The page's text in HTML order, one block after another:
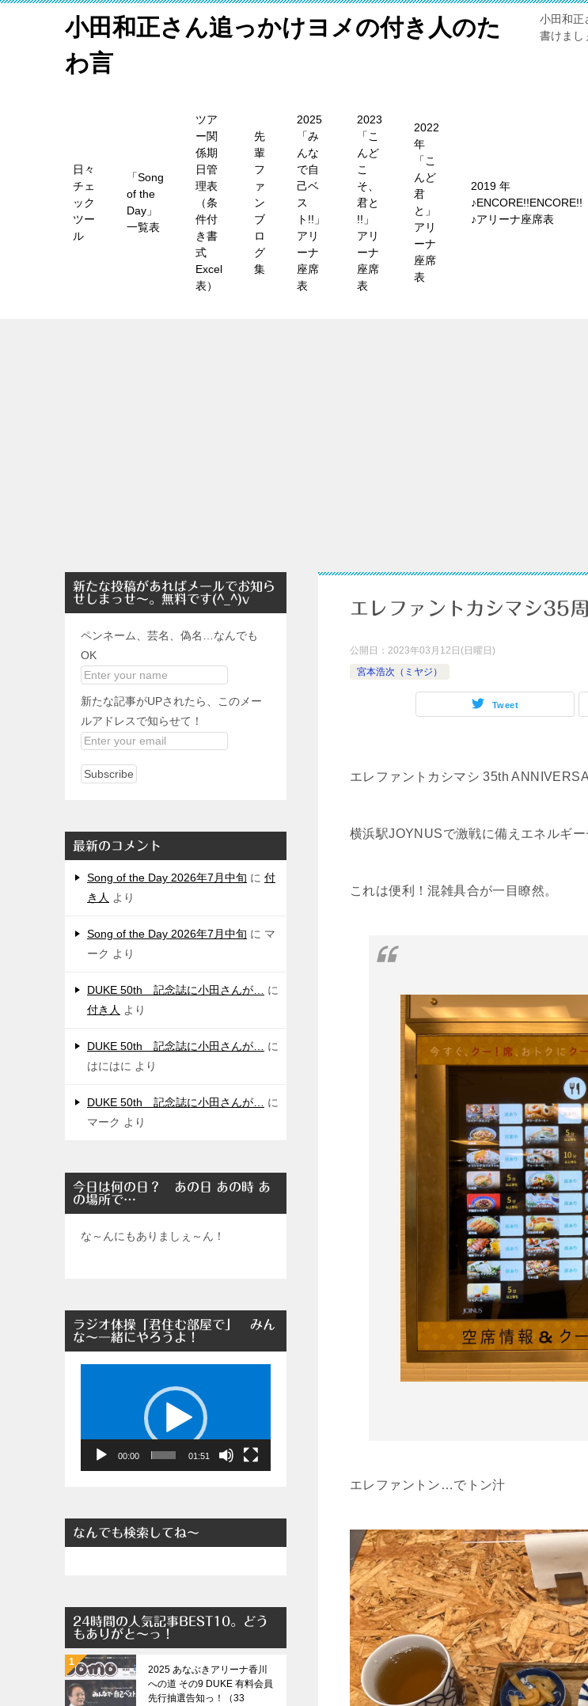
小田和正さん追っかけヨメの付き人のた
わ言
小田和正
書けまし
日々
チェ
ック
ツー
ル
「Song
of the
Day」
一覧表
ツア
ー関
係期
日管
理表
（条
件付
き書
式
Excel
表）
先
輩
フ
ァ
ン
ブ
ロ
グ
集
2025
「み
んな
で自
己ベ
ス
ト!!」
アリ
ーナ
座席
表
2023
「こ
んど
こ
そ、
君と
!!」
アリ
ーナ
座席
表
2022
年
「こ
んど
君
と」
アリ
ーナ
座席
表
2019 年
♪ENCORE!!ENCORE!!
♪アリーナ座席表
エレファントカシマシ35
公開日： 2023年03月12日(日曜日)
宮本浩次（ミヤジ）
Tweet
エレファントカシマシ 35th
横浜駅JOYNUSで激戦に備えエネルギー
これは便利！混雑具合が一目瞭然。
エレファントン…でトン汁
新たな投稿があればメールでお知ら
せしまっせ～。無料です(^_^)v
ペンネーム、芸名、偽名…なんでも
OK
新たな記事がUPされたら、このメー
ルアドレスで知らせて！
最新のコメント
Song of the Day 2026年7月中旬 に 付
き人 より
Song of the Day 2026年7月中旬 に マ
ーク より
DUKE 50th 記念誌に小田さんが…
に
付き人 より
DUKE 50th 記念誌に小田さんが…
に
はにはに より
DUKE 50th 記念誌に小田さんが…
に
マーク より
今日は何の日？ あの日 あの時 あ
の場所で…
な～んにもありましぇ～ん！
ラジオ体操「君住む部屋で」 みん
な～一緒にやろうよ！
ヤ
00:00 01:51
なんでも検索してね～
24時間の人気記事BEST10。どう
もありがと～っ！
2025 あなぶきアリーナ香川
への道 その9 DUKE 有料会員
先行抽選告知っ！（33